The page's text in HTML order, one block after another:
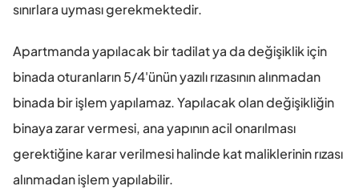
sınırlara uyması gerekmektedir.
Apartmanda yapılacak bir tadilat ya da değişiklik için
binada oturanların 5/4'ünün yazılı rızasının alınmadan
binada bir işlem yapılamaz. Yapılacak olan değişikliğin
binaya zarar vermesi, ana yapının acil onarılması
gerektiğine karar verilmesi halinde kat maliklerinin rızası
alınmadan işlem yapılabilir.